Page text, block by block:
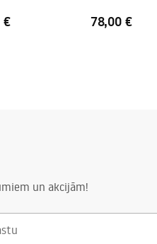
€ 78,00 €
un akcijām!